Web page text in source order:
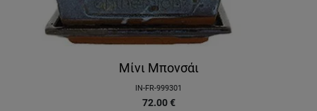
Μίνι Μπονσάι
IN-FR-999301
72.00 €